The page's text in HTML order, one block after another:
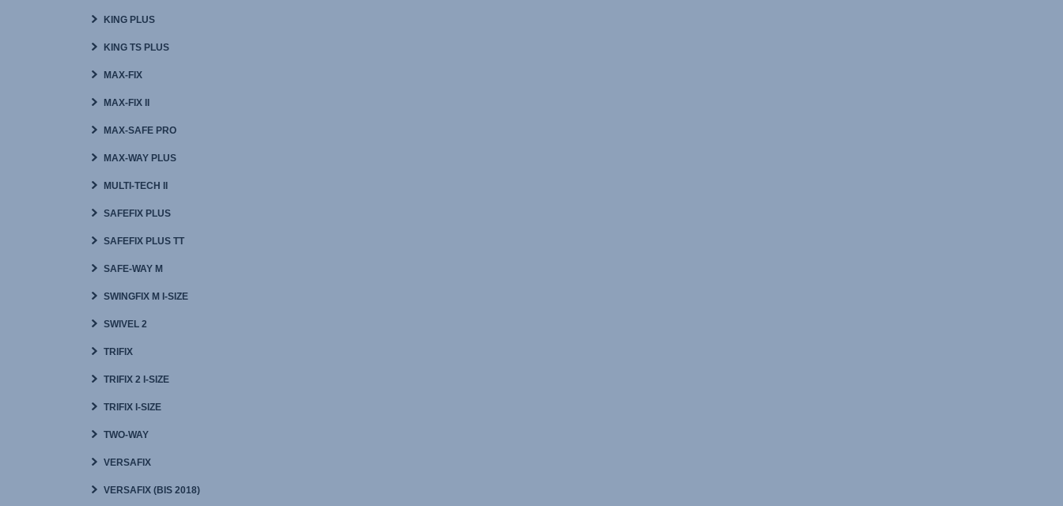
KING PLUS
KING TS PLUS
MAX-FIX
MAX-FIX II
MAX-SAFE PRO
MAX-WAY PLUS
MULTI-TECH II
SAFEFIX PLUS
SAFEFIX PLUS TT
SAFE-WAY M
SWINGFIX M I-SIZE
SWIVEL 2
TRIFIX
TRIFIX 2 I-SIZE
TRIFIX I-SIZE
TWO-WAY
VERSAFIX
VERSAFIX (BIS 2018)